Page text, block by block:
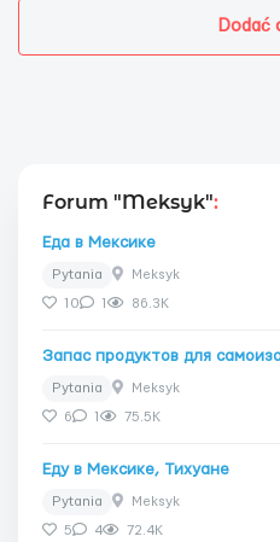
Dodać
Forum "Meksyk":
Еда в Мексике
Pytania Meksyk
10 1 86.3K
Запас продуктов для
Pytania Meksyk
6 1 75.5K
Еду в Мексике, Тихуане
Pytania Meksyk
5 4 72.4K